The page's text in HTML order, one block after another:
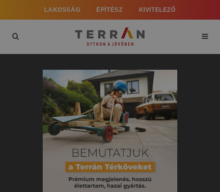
LAKOSSÁG ÉPÍTÉSZ KIVITELEZŐ